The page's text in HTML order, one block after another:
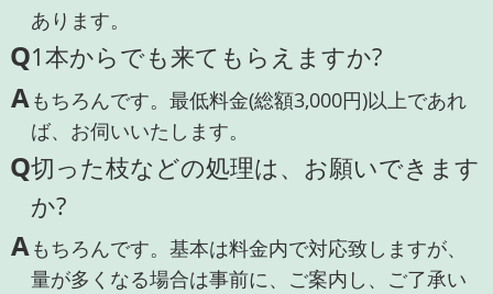
あります。
Q1本からでも来てもらえますか?
Aもちろんです。最低料金(総額3,000円)以上であれ
ば、お伺いいたします。
Q切った枝などの処理は、お願いできます
か?
Aもちろんです。基本は料金内で対応致しますが、
量が多くなる場合は事前に、ご案内し、ご了承い